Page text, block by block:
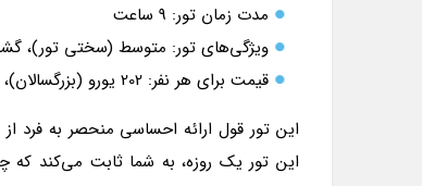
مدت زمان تور: 9 ساعت
ویژگی‌های تور: متوسط (سختی تور)، گشت
قیمت برای هر نفر: 202 یورو (بزرگسالان)، 169 یورو (کودکان)
این تور قول ارائه احساسی منحصر به فرد
این تور یک روزه، به شما ثابت می‌کند که